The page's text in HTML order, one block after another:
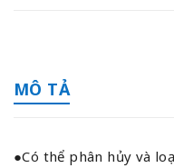
MÔ TẢ
●Có thể phân hủy và